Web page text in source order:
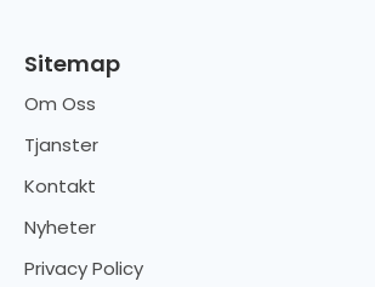
Sitemap
Om Oss
Tjanster
Kontakt
Nyheter
Privacy Policy